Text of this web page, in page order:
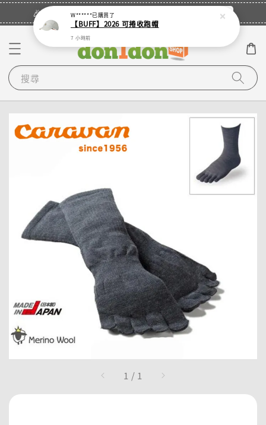
🎉登入會員・領取您的專屬折扣券！ 立即登入
搜尋
1 / 1
W******已購買了
【BUFF】2026 可捲收跑帽
7 小時前